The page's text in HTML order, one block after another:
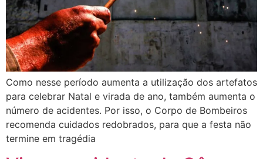
Como nesse período aumenta a utilização dos artefatos
para celebrar Natal e virada de ano, também aumenta o
número de acidentes. Por isso, o Corpo de Bombeiros
recomenda cuidados redobrados, para que a festa não
termine em tragédia